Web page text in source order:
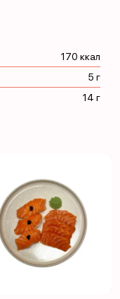
170 ккал
5 г
14 г